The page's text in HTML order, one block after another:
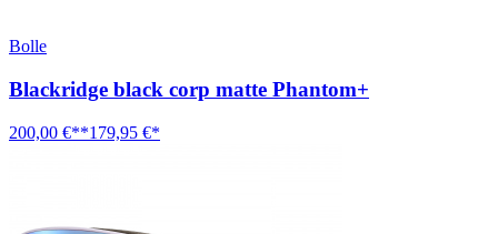
Bolle
Blackridge black corp matte Phantom+
200,00 €**179,95 €*